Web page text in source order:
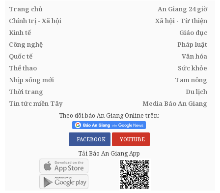
Trang chủ
An Giang 24 giờ
Chính trị - Xã hội
Xã hội - Từ thiện
Kinh tế
Giáo dục
Công nghệ
Pháp luật
Quốc tế
Văn hóa
Thể thao
Sức khỏe
Nhịp sống mới
Tam nông
Thời trang
Du lịch
Tin tức miền Tây
Media Báo An Giang
Theo dõi báo An Giang Online trên:
FACEBOOK YOUTUBE
Tải Báo An Giang App